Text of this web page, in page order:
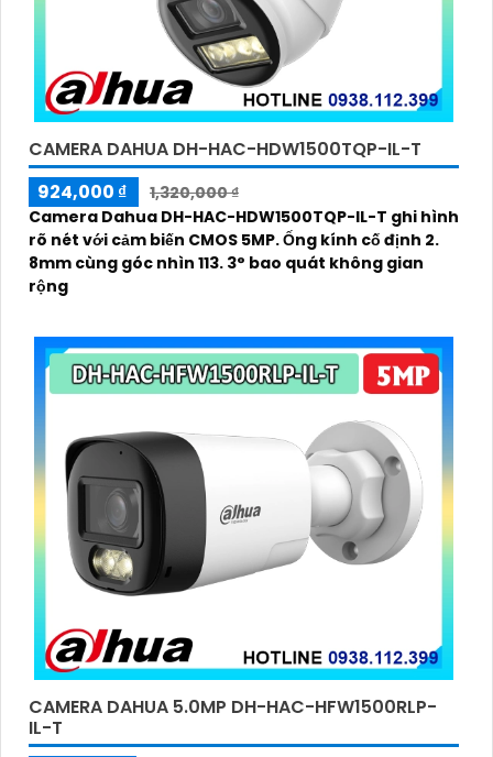
CAMERA DAHUA DH-HAC-HDW1500TQP-IL-T
924,000 ₫
1,320,000 ₫
Camera Dahua DH-HAC-HDW1500TQP-IL-T ghi hình
rõ nét với cảm biến CMOS 5MP. Ống kính cố định 2.
8mm cùng góc nhìn 113. 3° bao quát không gian
rộng
CAMERA DAHUA 5.0MP DH-HAC-HFW1500RLP-
IL-T